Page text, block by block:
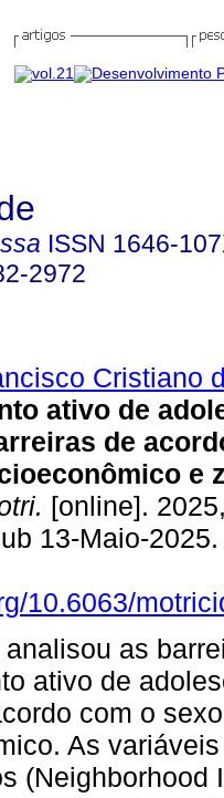
ISSN 1646-
2972
Cristiano
ativo de
de
e
[online].
13-Maio-
10.6063/
as
ativo de
com o
As